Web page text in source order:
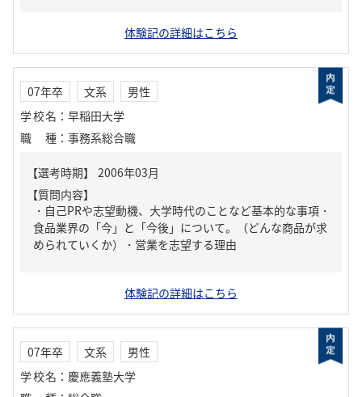
体験記の詳細はこちら
07年卒 文系
男性
学校名 ： 早稲田大学
職種 ： 事務系総合職
【質問内容】
・自己PRや志望動機、大学時代のことなど基本的な事項・
食品業界の「今」と「今後」について。（どんな商品が求
められていくか）・営業を志望する理由
体験記の詳細はこちら
07年卒 文系
男性
学校名 ： 慶應義塾大学